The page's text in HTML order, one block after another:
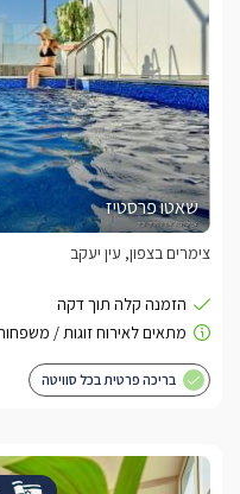
שאטו פרסטיז
צימרים בצפון, עין יעקב
בריכה פרטית בכל סוויטה